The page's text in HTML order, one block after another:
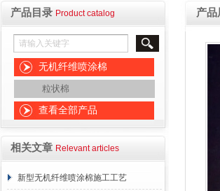
产品目录 Product catalog
无机纤维喷涂棉
粒状棉
查看全部产品
相关文章 Relevant articles
新型无机纤维喷涂棉施工工艺
产品